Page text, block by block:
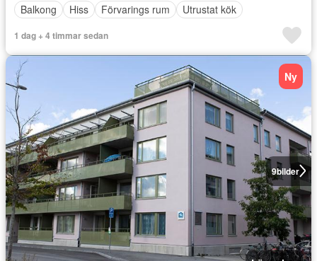
Balkong Hiss Förvarings rum Utrustat kök
1 dag + 4 timmar sedan
9bilder
Ny